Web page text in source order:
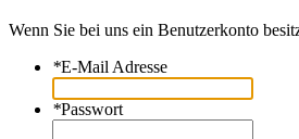
Wenn Sie bei uns ein Benutzerkonto
*E-Mail Adresse
*Passwort